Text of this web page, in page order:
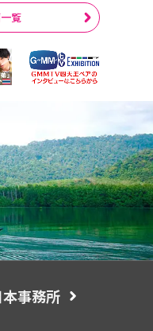
覧
事務所